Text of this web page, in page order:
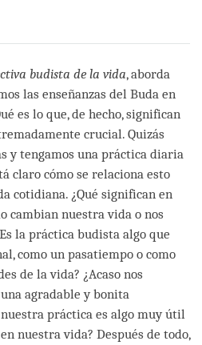
budista de la vida, aborda
las enseñanzas del Buda en
es lo que, de hecho, significan
crucial. Quizás
y tengamos una práctica diaria
claro cómo se relaciona esto
cotidiana. ¿Qué significan en
cambian nuestra vida o nos
la práctica budista algo que
como un pasatiempo o como
de la vida? ¿Acaso nos
agradable y bonita
práctica es algo muy útil
nuestra vida? Después de todo,